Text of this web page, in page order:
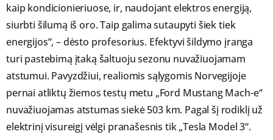
kaip kondicionieriuose, ir, naudojant elektros energiją,
siurbti šilumą iš oro. Taip galima sutaupyti šiek tiek
energijos“, – dėsto profesorius. Efektyvi šildymo įranga
turi pastebimą įtaką šaltuoju sezonu nuvažiuojamam
atstumui. Pavyzdžiui, realiomis sąlygomis Norvegijoje
pernai atliktų žiemos testų metu „Ford Mustang Mach-e“
nuvažiuojamas atstumas siekė 503 km. Pagal šį rodiklį už
elektrinį visureigį vėlgi pranašesnis tik „Tesla Model 3“.